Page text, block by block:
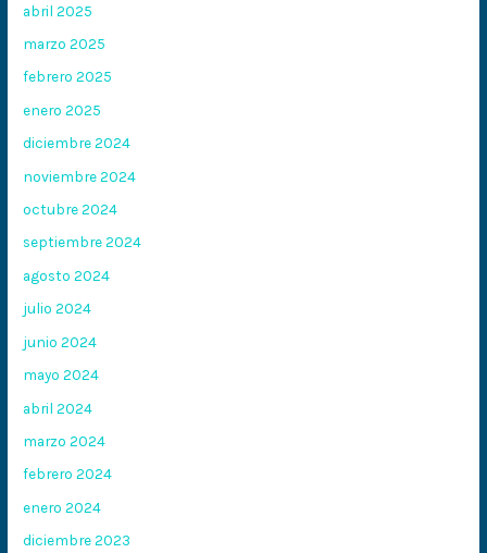
abril 2025
marzo 2025
febrero 2025
enero 2025
diciembre 2024
noviembre 2024
octubre 2024
septiembre 2024
agosto 2024
julio 2024
junio 2024
mayo 2024
abril 2024
marzo 2024
febrero 2024
enero 2024
diciembre 2023